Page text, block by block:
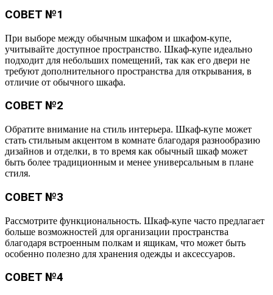
СОВЕТ №1
При выборе между обычным шкафом и шкафом-купе,
учитывайте доступное пространство. Шкаф-купе идеально
подходит для небольших помещений, так как его двери не
требуют дополнительного пространства для открывания, в
отличие от обычного шкафа.
СОВЕТ №2
Обратите внимание на стиль интерьера. Шкаф-купе может
стать стильным акцентом в комнате благодаря разнообразию
дизайнов и отделки, в то время как обычный шкаф может
быть более традиционным и менее универсальным в плане
стиля.
СОВЕТ №3
Рассмотрите функциональность. Шкаф-купе часто предлагает
больше возможностей для организации пространства
благодаря встроенным полкам и ящикам, что может быть
особенно полезно для хранения одежды и аксессуаров.
СОВЕТ №4